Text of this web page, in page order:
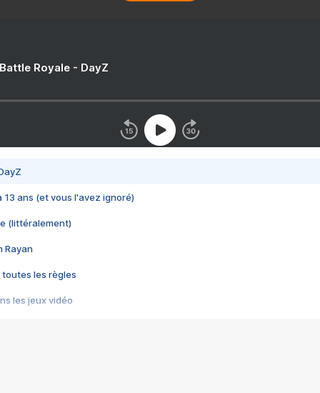
Royale - DayZ
13 ans (et vous l'avez ignoré)
(littéralement)
Rayan
toutes les règles
les jeux vidéo